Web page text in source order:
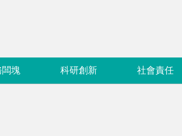
闆塊 科研創新 社會責任